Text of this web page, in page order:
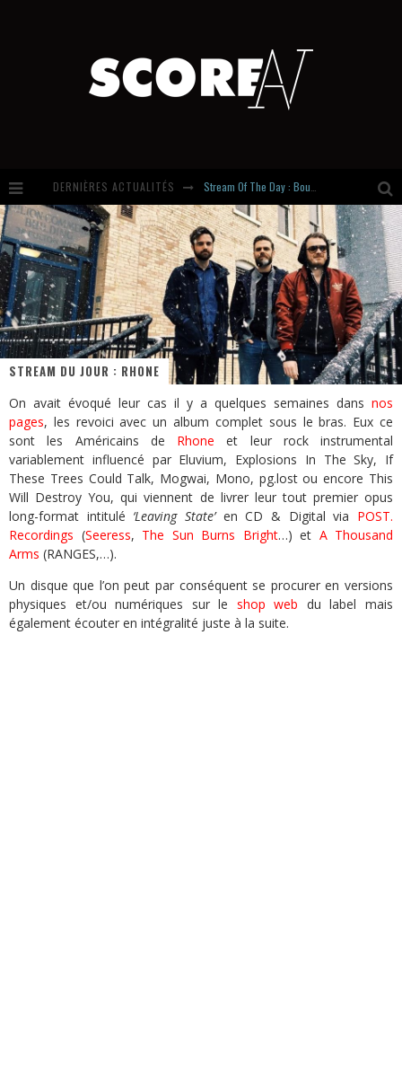
DERNIÈRES ACTUALITÉS
Russian Circles share « Empath » & « Eluvial » singles. Same Language. Different Damage.
Hardcore, Actually. Meet Cút Lộn
Introducing Newcomer : Gudewife
STREAM DU JOUR : RHONE
On avait évoqué leur cas il y a quelques semaines dans nos
pages, les revoici avec un album complet sous le bras. Eux ce
sont les Américains de Rhone et leur rock instrumental
variablement influencé par Eluvium, Explosions In The Sky, If
These Trees Could Talk, Mogwai, Mono, pg.lost ou encore This
Will Destroy You, qui viennent de livrer leur tout premier opus
long-format intitulé ‘Leaving State’en CD & Digital via POST.
Recordings (Seeress, The Sun Burns Bright…) et A Thousand
Arms (RANGES,…).
Un disque que l’on peut par conséquent se procurer en versions
physiques et/ou numériques sur le shop web du label mais
également écouter en intégralité juste à la suite.